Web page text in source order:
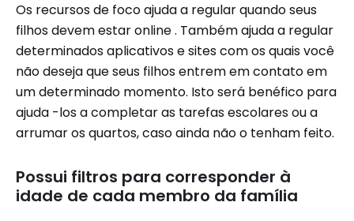
Os recursos de foco ajuda a regular quando seus
filhos devem estar online . Também ajuda a regular
determinados aplicativos e sites com os quais você
não deseja que seus filhos entrem em contato em
um determinado momento. Isto será benéfico para
ajuda -los a completar as tarefas escolares ou a
arrumar os quartos, caso ainda não o tenham feito.
Possui filtros para corresponder à
idade de cada membro da família